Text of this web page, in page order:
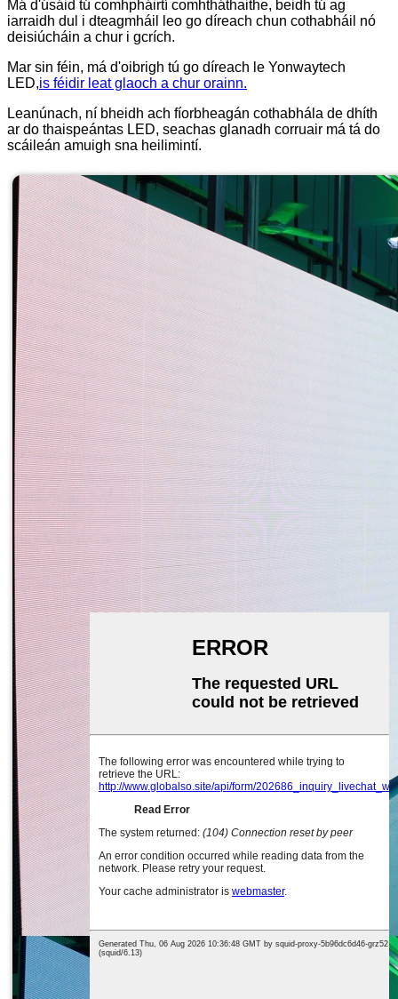
Má d'úsáid tú comhpháirtí comhtháthaithe, beidh tú ag
iarraidh dul i dteagmháil leo go díreach chun cothabháil nó
deisiúcháin a chur i gcrích.
Mar sin féin, má d'oibrigh tú go díreach le Yonwaytech
LED,is féidir leat glaoch a chur orainn.
Leanúnach, ní bheidh ach fíorbheagán cothabhála de dhíth
ar do thaispeántas LED, seachas glanadh corruair má tá do
scáileán amuigh sna heilimintí.